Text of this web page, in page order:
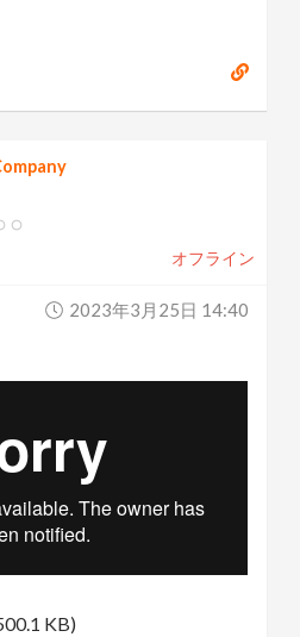
オフライン
2023年3月25日 14:40
KB)